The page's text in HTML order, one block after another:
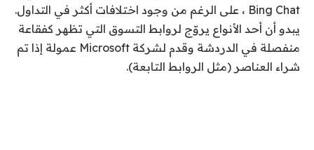
Bing Chat ، على الرغم من وجود اختلافات أكثر في التداول.
يبدو أن أحد الأنواع يروّج لروابط التسوق التي تظهر كفقاعة
منفصلة في الدردشة وقدم لشركة Microsoft عمولة إذا تم
شراء العناصر (مثل الروابط التابعة).